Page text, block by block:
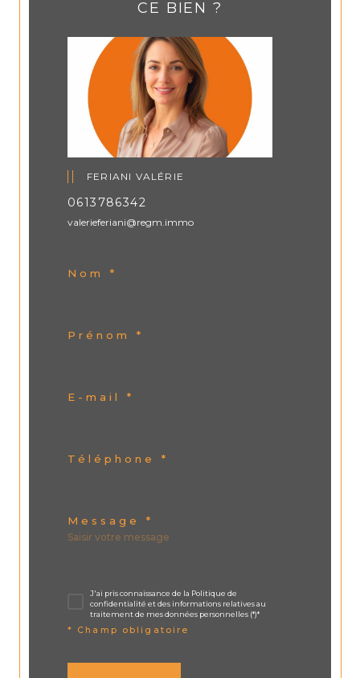
CE BIEN ?
FERIANI VALÉRIE
0613786342
valerieferiani@regm.immo
Nom *
Prénom *
E-mail *
Téléphone *
Message *
J'ai pris connaissance de la Politique de
confidentialité et des informations relatives au
traitement de mes données personnelles (*)*
* Champ obligatoire